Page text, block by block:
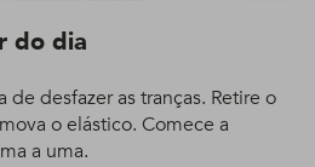
do dia
de desfazer as tranças. Retire o
o elástico. Comece a
a uma.